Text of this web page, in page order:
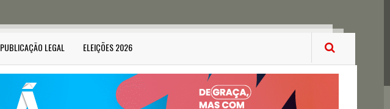
PUBLICAÇÃO LEGAL ELEIÇÕES 2026